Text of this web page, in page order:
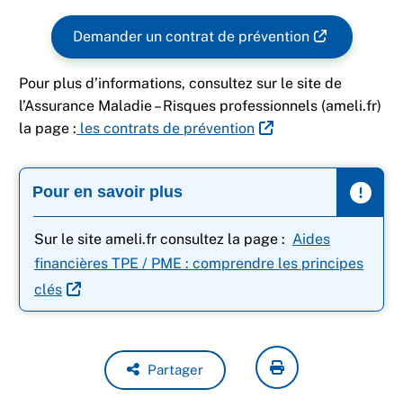
Demander un contrat de prévention
Pour plus d’informations, consultez sur le site de
l’Assurance Maladie – Risques professionnels (ameli.fr)
la page : les contrats de prévention
Pour en savoir plus
Sur le site ameli.fr consultez la page : Aides
financières TPE / PME : comprendre les principes
clés
Partager